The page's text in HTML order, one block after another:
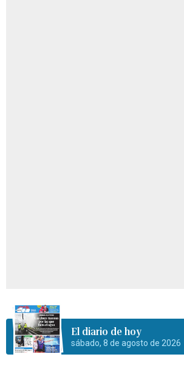
El diario de hoy
sábado, 8 de agosto de 2026